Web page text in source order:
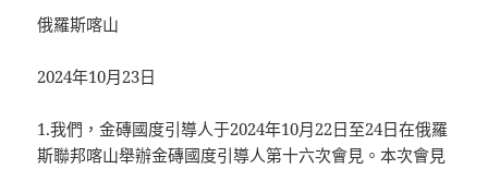
俄羅斯喀山
2024年10月23日
1.我們，金磚國度引導人于2024年10月22日至24日在俄羅
斯聯邦喀山舉辦金磚國度引導人第十六次會見。本次會見